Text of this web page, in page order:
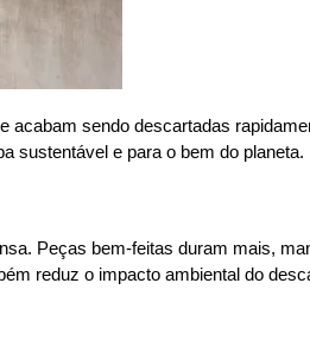
acabam sendo descartadas
sustentável e para o bem do planeta.
Peças bem-feitas duram mais,
reduz o impacto ambiental do